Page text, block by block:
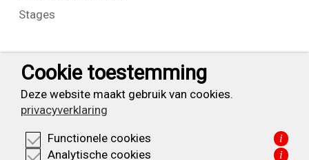
Stages
Contact
T:+31 (0) 23 525 7826
KVK: 34332355
Cookie toestemming
Deze website maakt gebruik van cookies.
privacyverklaring
Functionele cookies i
Analytische cookies i